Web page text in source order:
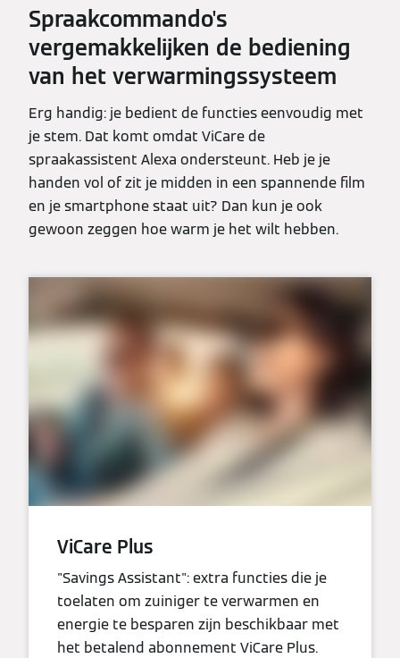
Spraakcommando's
vergemakkelijken de bediening
van het verwarmingssysteem
Erg handig: je bedient de functies eenvoudig met
je stem. Dat komt omdat ViCare de
spraakassistent Alexa ondersteunt. Heb je je
handen vol of zit je midden in een spannende film
en je smartphone staat uit? Dan kun je ook
gewoon zeggen hoe warm je het wilt hebben.
ViCare Plus
"Savings Assistant": extra functies die je
toelaten om zuiniger te verwarmen en
energie te besparen zijn beschikbaar met
het betalend abonnement ViCare Plus.